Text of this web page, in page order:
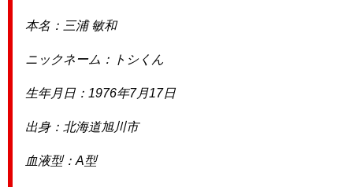
本名：三浦 敏和
ニックネーム：トシくん
生年月日：1976年7月17日
出身：北海道旭川市
血液型：A型